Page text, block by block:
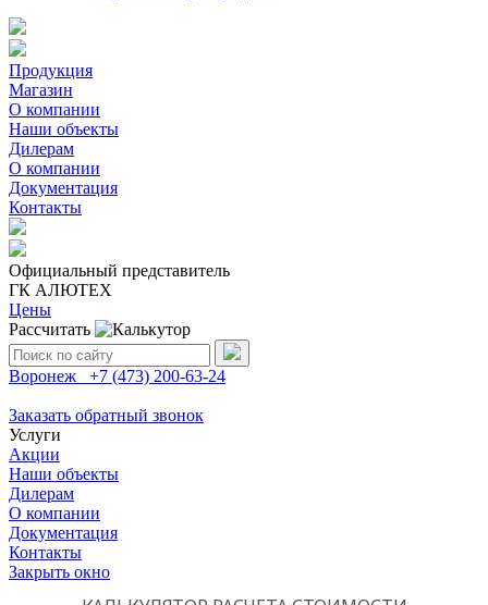
Продукция
Магазин
О компании
Наши объекты
Дилерам
О компании
Документация
Контакты
Официальный представитель
ГК АЛЮТЕХ
Цены
Рассчитать
Поиск:
Воронеж
+7 (473) 200-63-24
Заказать обратный звонок
Услуги
Акции
Наши объекты
Дилерам
О компании
Документация
Контакты
Закрыть окно